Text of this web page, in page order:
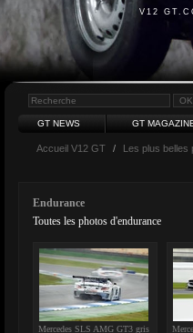
V12
GT NEWS GT
Accueil V12 GT / Les plus belles
Endurance
Toutes les photos d'endurance
Mercedes SLS AMG GT3 gris